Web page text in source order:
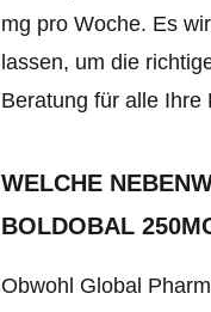
mg pro Woche. Es
lassen, um die
Beratung für alle Ihre
WELCHE
BOLDOBAL
Obwohl Global